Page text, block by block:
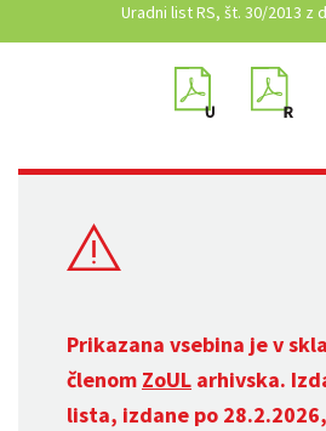
Uradni list RS, št. 30/2013 z
Prikazana vsebina je v
členom ZoUL arhivska.
lista, izdane po